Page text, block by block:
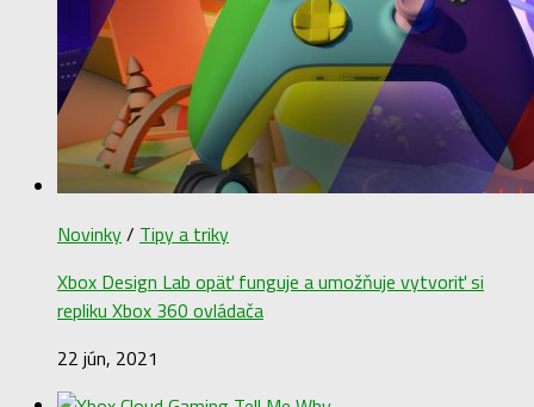
Novinky/ Tipy a triky
Xbox Design Lab opäť funguje a umožňuje vytvoriť si
repliku Xbox 360 ovládača
22 jún, 2021